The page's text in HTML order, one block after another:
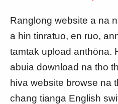
Ranglong website a na
a hin tinratuo, en ruo,
tamtak upload anthōna.
abuia download na tho
hiva website browse na
chang tianga English